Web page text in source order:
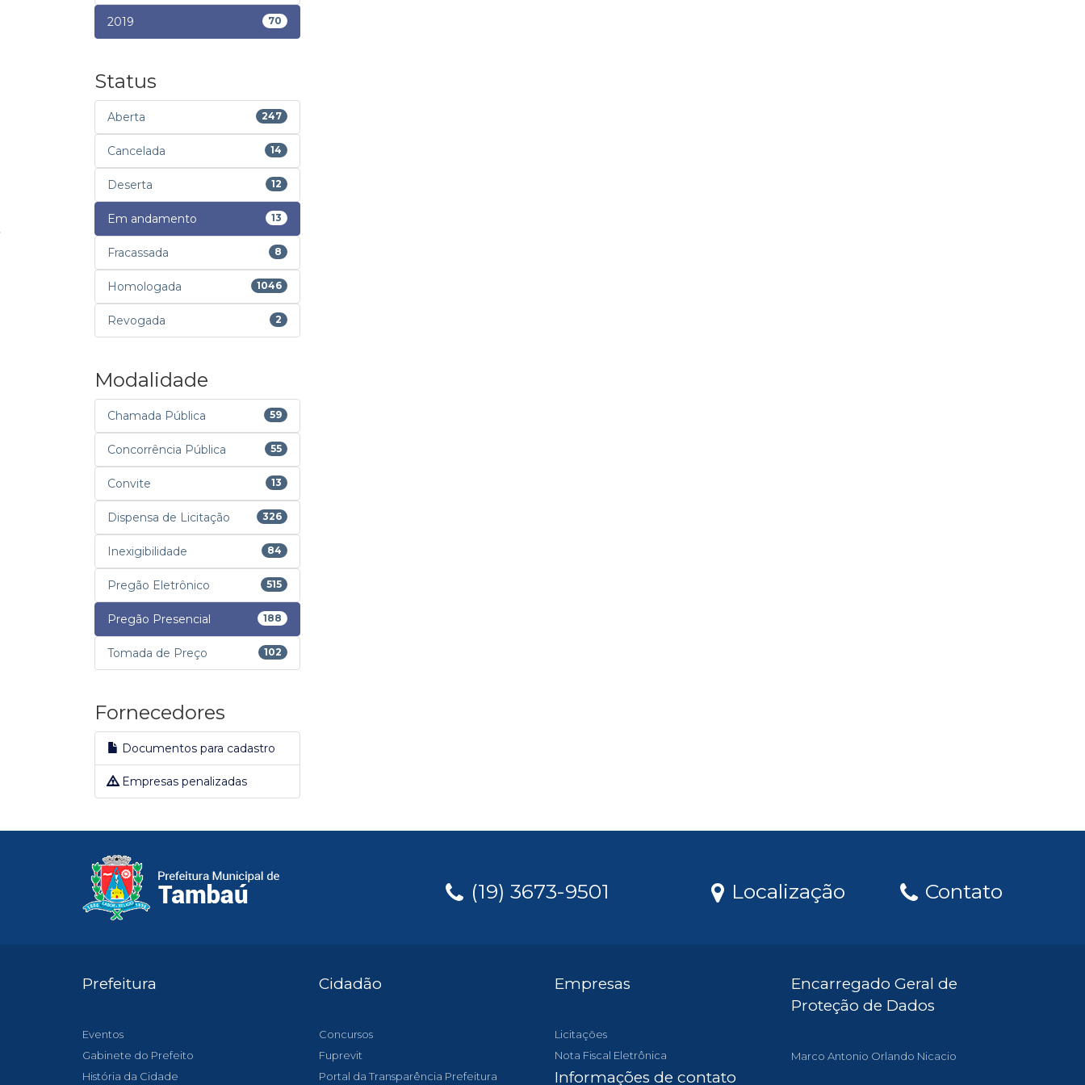
2019 70
Status
Aberta 247
Cancelada 14
Deserta 12
Em andamento 13
Fracassada 8
Homologada 1046
Revogada 2
Modalidade
Chamada Pública 59
Concorrência Pública 55
Convite 13
Dispensa de Licitação 326
Inexigibilidade 84
Pregão Eletrônico 515
Pregão Presencial 188
Tomada de Preço 102
Fornecedores
Documentos para cadastro
Empresas penalizadas
(19) 3673-9501 Localização Contato
Prefeitura
Eventos
Gabinete do Prefeito
História da Cidade
Cidadão
Concursos
Fuprevit
Portal da Transparência Prefeitura
Empresas
Licitações
Nota Fiscal Eletrônica
Encarregado Geral de
Proteção de Dados
Marco Antonio Orlando Nicacio
Informações de contato